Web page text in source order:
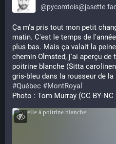
@
Ça m'a pris tout mon petit
matin. C'est le temps de
plus bas. Mais ça valait la
chemin Olmsted, j'ai aperçu de
poitrine blanche (Sitta
gris-bleu dans la rousseur de la
#Québec #MontRoyal
Photo : Tom Murray (CC BY-NC